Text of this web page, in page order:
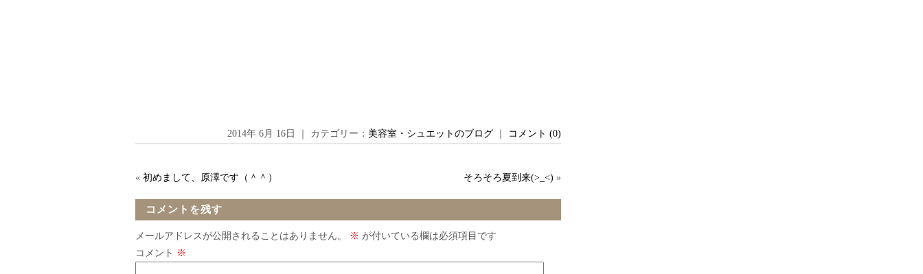
2014年 6月 16日 ｜ カテゴリー： 美容室・シュエットのブログ コメント (0)
« 初めまして、原澤です（＾＾） そろそろ夏到来(>_<) »
コメントを残す
メールアドレスが公開されることはありません。 ※ が付いている欄は必須項目です
コメント ※